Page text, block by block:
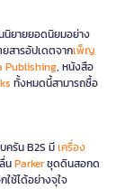
นิยายยอดนิยมอย่าง
สารอัปเดตจากเพ็ญ
Publishing, หนังสือ
ทั้งหมดนี้สามารถซื้อ
ครัน B2S มีเครื่อง
นParkerชุดดินสอกด
ใช้ได้อย่างจุใจ